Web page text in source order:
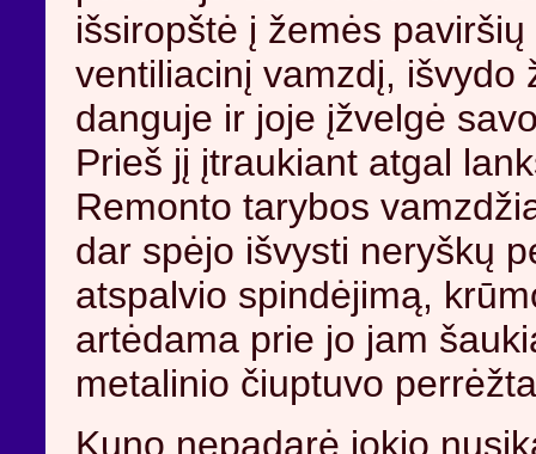
išsiropštė į žemės paviršių
ventiliacinį vamzdį, išvydo
danguje ir joje įžvelgė
Prieš jį įtraukiant atgal
Remonto tarybos
dar spėjo išvysti neryškų
atspalvio spindėjimą,
artėdama prie jo jam
metalinio čiuptuvo
Kuno nepadarė jokio